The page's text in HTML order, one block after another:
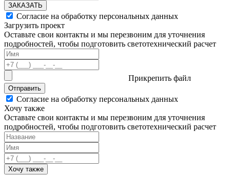
ЗАКАЗАТЬ
Согласие на обработку персональных данных
Загрузить проект
Оставьте свои контакты и мы перезвоним для уточнения
подробностей, чтобы подготовить светотехнический расчет
Прикрепить файл
Отправить
Согласие на обработку персональных данных
Хочу также
Оставьте свои контакты и мы перезвоним для уточнения
подробностей, чтобы подготовить светотехнический расчет
Хочу также